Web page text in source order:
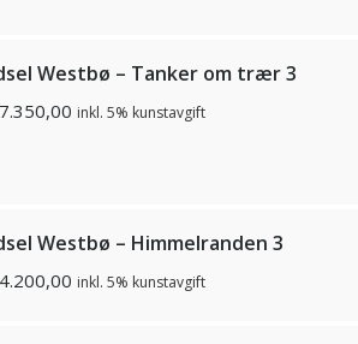
Westbø – Tanker om trær 3
7.350,00 inkl. 5% kunstavgift
Westbø – Himmelranden 3
4.200,00 inkl. 5% kunstavgift